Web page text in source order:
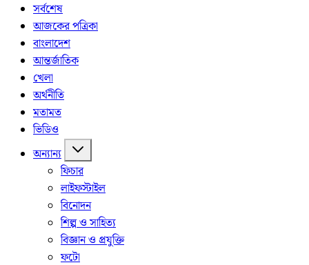
সর্বশেষ
আজকের পত্রিকা
বাংলাদেশ
আন্তর্জাতিক
খেলা
অর্থনীতি
মতামত
ভিডিও
অন্যান্য
ফিচার
লাইফস্টাইল
বিনোদন
শিল্প ও সাহিত্য
বিজ্ঞান ও প্রযুক্তি
ফটো